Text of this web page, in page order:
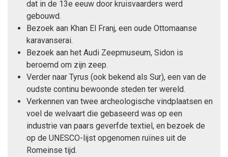
dat in de 13e eeuw door kruisvaarders werd
gebouwd.
Bezoek aan Khan El Franj, een oude Ottomaanse
karavanserai.
Bezoek aan het Audi Zeepmuseum, Sidon is
beroemd om zijn zeep.
Verder naar Tyrus (ook bekend als Sur), een van de
oudste continu bewoonde steden ter wereld.
Verkennen van twee archeologische vindplaatsen en
voel de welvaart die gebaseerd was op een
industrie van paars geverfde textiel, en bezoek de
op de UNESCO-lijst opgenomen ruïnes uit de
Romeinse tijd.